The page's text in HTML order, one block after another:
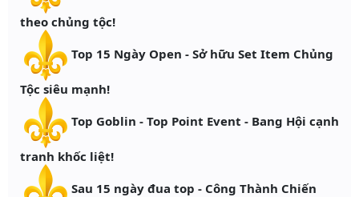
theo chủng tộc!
Top 15 Ngày Open - Sở hữu Set Item Chủng
Tộc siêu mạnh!
Top Goblin - Top Point Event - Bang Hội cạnh
tranh khốc liệt!
Sau 15 ngày đua top - Công Thành Chiến